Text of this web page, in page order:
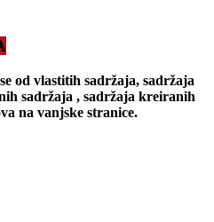
od vlastitih sadržaja, sadržaja
sadržaja , sadržaja kreiranih
na vanjske stranice.